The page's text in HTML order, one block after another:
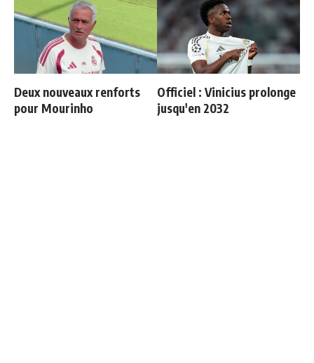
Deux nouveaux renforts
pour Mourinho
Officiel : Vinicius prolonge
jusqu'en 2032